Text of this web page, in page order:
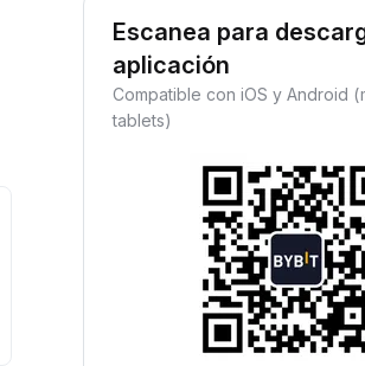
Gana ingresos pasivos
Gana recompensas pasivas:
deposita tus fondos y observa
Escanea para
aplicación
Compatible con iOS y Android
tablets)